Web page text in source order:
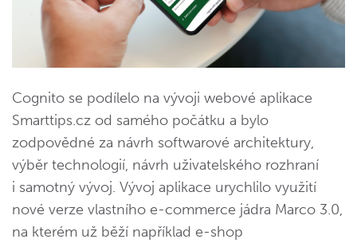
Cognito se podílelo na vývoji webové aplikace
Smarttips.cz od samého počátku a bylo
zodpovědné za návrh softwarové architektury,
výběr technologií, návrh uživatelského rozhraní
i samotný vývoj. Vývoj aplikace urychlilo využití
nové verze vlastního e-commerce jádra Marco 3.0,
na kterém už běží například e-shop